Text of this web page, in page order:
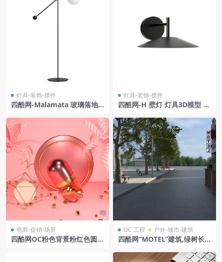
灯具-装饰-摆件
四酷网-Malamata 玻璃落地
灯具-装饰-摆件
四酷网-H 壁灯 灯具3D模型 b
电商-促销-场景
四酷网OC粉色背景粉红色圆环
OC 工程 户外-城市-建筑
四酷网“MOTEL”建筑,绿树长